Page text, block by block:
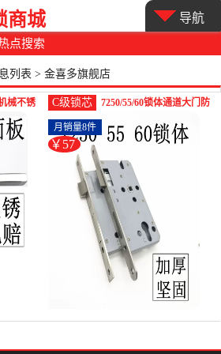
点搜索
商城 导航
列表 > 金喜多旗舰店
械不锈
防-防盗
仅售
C级锁芯
7250/55/60锁体通道大门防
火防盗木门执手机-防盗门
锁(金喜多旗舰店仅售57元)
￥57
月销量8件